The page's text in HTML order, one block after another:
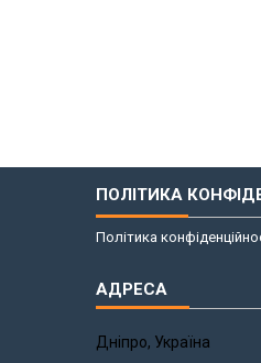
ПОЛІТИКА
Політика
Дніпро, Україна